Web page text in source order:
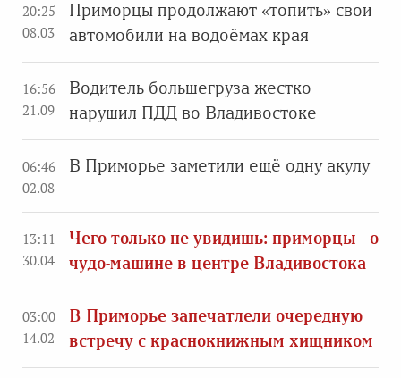
20:25
08.03
Приморцы продолжают «топить» свои
автомобили на водоёмах края
16:56
21.09
Водитель большегруза жестко
нарушил ПДД во Владивостоке
06:46
02.08
В Приморье заметили ещё одну акулу
13:11
30.04
Чего только не увидишь: приморцы - о
чудо-машине в центре Владивостока
03:00
14.02
В Приморье запечатлели очередную
встречу с краснокнижным хищником